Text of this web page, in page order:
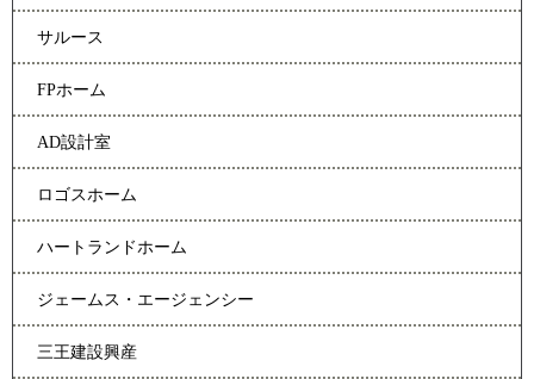
サルース
FPホーム
AD設計室
ロゴスホーム
ハートランドホーム
ジェームス・エージェンシー
三王建設興産